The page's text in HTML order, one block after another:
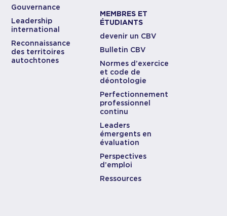
Gouvernance
Leadership
international
Reconnaissance
des territoires
autochtones
MEMBRES ET
ÉTUDIANTS
devenir un CBV
Bulletin CBV
Normes d’exercice
et code de
déontologie
Perfectionnement
professionnel
continu
Leaders
émergents en
évaluation
Perspectives
d’emploi
Ressources